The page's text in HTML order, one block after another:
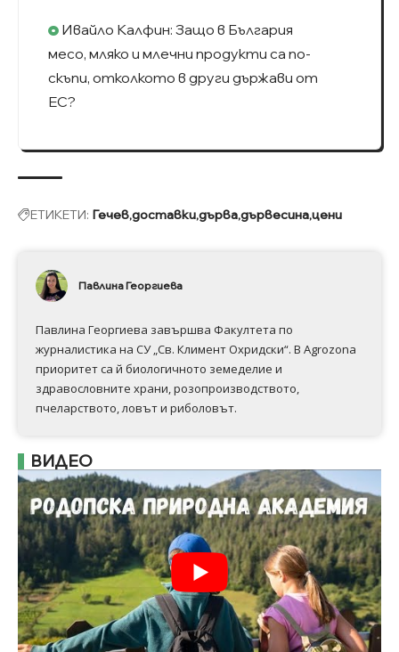
Ивайло Калфин: Защо в България
месо, мляко и млечни продукти са по-
скъпи, отколкото в други държави от
ЕС?
ЕТИКЕТИ: Гечевдоставкидървадървесинацени
Павлина Георгиева
Павлина Георгиева завършва Факултета по
журналистика на СУ „Св. Климент Охридски“. В Аgrozona
приоритет са й биологичното земеделие и
здравословните храни, розопроизводството,
пчеларството, ловът и риболовът.
ВИДЕО